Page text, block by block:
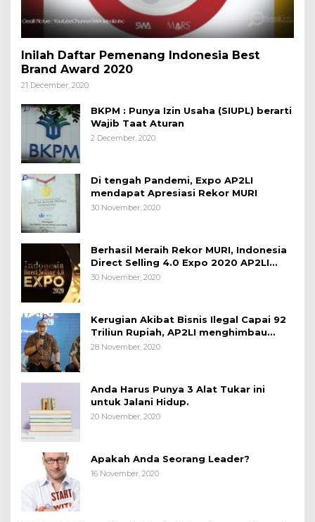
Inilah Daftar Pemenang Indonesia Best
Brand Award 2020
21 December, 2020
BKPM : Punya Izin Usaha (SIUPL) berarti
Wajib Taat Aturan
2 December, 2020
Di tengah Pandemi, Expo AP2LI
mendapat Apresiasi Rekor MURI
30 November, 2020
Berhasil Meraih Rekor MURI, Indonesia
Direct Selling 4.0 Expo 2020 AP2LI
berakhir sangat memuaskan
30 November, 2020
Kerugian Akibat Bisnis Ilegal Capai 92
Triliun Rupiah, AP2LI menghimbau
masyarakat Waspada.
28 November, 2020
Anda Harus Punya 3 Alat Tukar ini
untuk Jalani Hidup.
20 November, 2020
Apakah Anda Seorang Leader?
16 November, 2020